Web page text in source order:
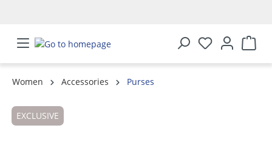
Women Accessories
Purses
EXCLUSIVE